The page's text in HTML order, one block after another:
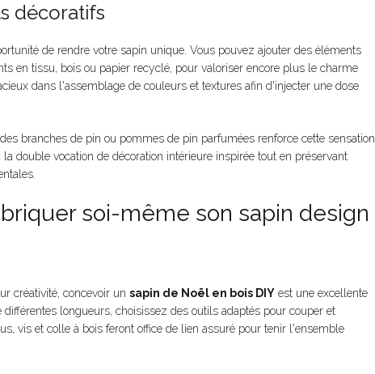
décoratifs
de rendre votre sapin unique. Vous pouvez ajouter des éléments
en tissu, bois ou papier recyclé, pour valoriser encore plus le charme
dans l'assemblage de couleurs et textures afin d'injecter une dose
branches de pin ou pommes de pin parfumées renforce cette sensation
double vocation de décoration intérieure inspirée tout en préservant
soi-même son sapin design
créativité, concevoir un sapin de Noël en bois DIY est une excellente
longueurs, choisissez des outils adaptés pour couper et
vis et colle à bois feront office de lien assuré pour tenir l'ensemble